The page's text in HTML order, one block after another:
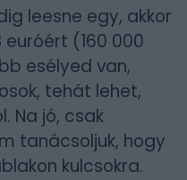
leesne egy, akkor
(160 000
esélyed van,
tehát lehet,
Na jó, csak
tanácsoljuk, hogy
kulcsokra.